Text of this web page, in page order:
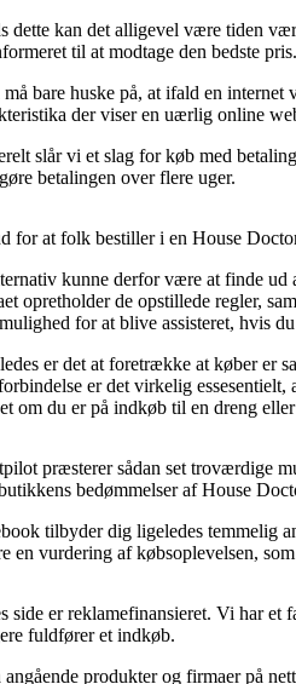
dette kan det alligevel være tiden
til at modtage den bedste pris.
bare huske på, at ifald en
der viser en uærlig online
slår vi et slag for køb med
betalingen over flere uger.
for at folk bestiller i en House
kunne derfor være at finde
opretholder de opstillede regler,
for at blive assisteret, hvis
er det at foretrække at køber er
er det virkelig
om du er på indkøb til en dreng
præsterer sådan set troværdige
bedømmelser af House
tilbyder dig ligeledes temmelig
en vurdering af købsoplevelsen,
side er reklamefinansieret. Vi har et
fuldfører et indkøb.
angående produkter og firmaer på